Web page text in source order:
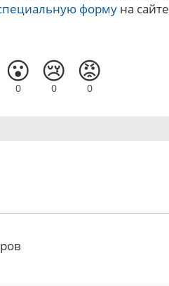
форму на
😮
0
😢
0
😡
0